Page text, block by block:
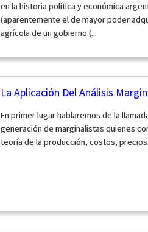
en la historia política y económica
(aparentemente el de mayor poder
agrícola de un gobierno (...
La Aplicación Del Análisis
En primer lugar hablaremos de la
generación de marginalistas quienes
teoría de la producción, costos,